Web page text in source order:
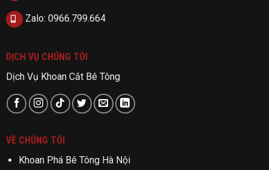
Zalo: 0966.799.664
DỊCH VỤ CHÚNG TÔI
Dịch Vụ Khoan Cắt Bê Tông
VỀ CHÚNG TÔI
Khoan Phá Bê Tông Hà Nội